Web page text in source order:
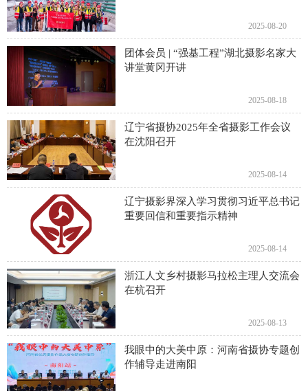
2025-08-20
团体会员 | “强基工程”湖北摄影名家大
讲堂黄冈开讲
2025-08-18
辽宁省摄协2025年全省摄影工作会议
在沈阳召开
2025-08-14
辽宁摄影界深入学习贯彻习近平总书记
重要回信和重要指示精神
2025-08-14
浙江人文乡村摄影马拉松主理人交流会
在杭召开
2025-08-13
我眼中的大美中原：河南省摄协专题创
作辅导走进南阳